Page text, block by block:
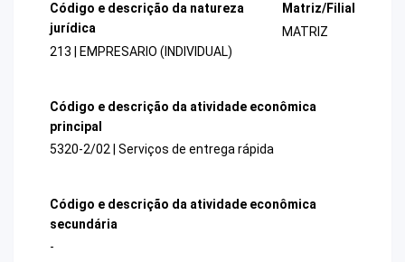
Código e descrição da natureza
jurídica
213 | EMPRESARIO (INDIVIDUAL)
Matriz/Filial
MATRIZ
Código e descrição da atividade econômica
principal
5320-2/02 | Serviços de entrega rápida
Código e descrição da atividade econômica
secundária
-